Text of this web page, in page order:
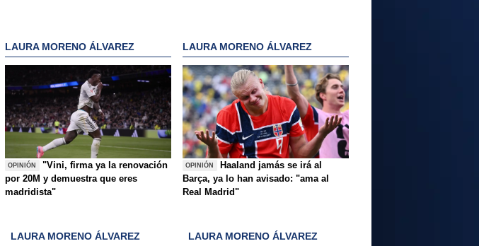
LAURA MORENO ÁLVAREZ
OPINIÓN
"Vini, firma ya la renovación
por 20M y demuestra que eres
madridista"
LAURA MORENO ÁLVAREZ
OPINIÓN
Haaland jamás se irá al
Barça, ya lo han avisado: "ama al
Real Madrid"
LAURA MORENO ÁLVAREZ LAURA MORENO ÁLVAREZ